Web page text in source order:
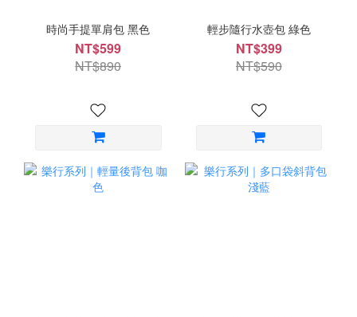
時尚手提單肩包 黑色
NT$599
NT$890
輕步隨行水壺包 綠色
NT$399
NT$590